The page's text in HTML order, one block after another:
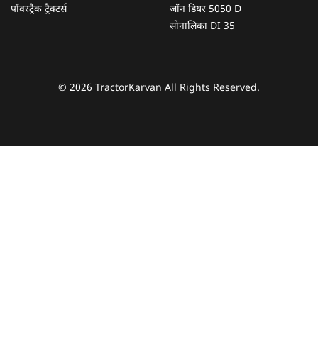
पॉवरट्रैक ट्रैक्टर्स
जॉन डियर 5050 D
सोनालिका DI 35
© 2026 TractorKarvan All Rights Reserved.